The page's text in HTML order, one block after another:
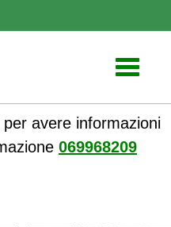
Toggle
avere informazioni
069968209